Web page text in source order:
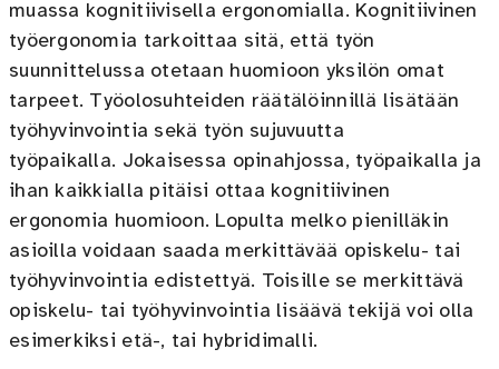
muassa kognitiivisella ergonomialla. Kognitiivinen
työergonomia tarkoittaa sitä, että työn
suunnittelussa otetaan huomioon yksilön omat
tarpeet. Työolosuhteiden räätälöinnillä lisätään
työhyvinvointia sekä työn sujuvuutta
työpaikalla. Jokaisessa opinahjossa, työpaikalla ja
ihan kaikkialla pitäisi ottaa kognitiivinen
ergonomia huomioon. Lopulta melko pienilläkin
asioilla voidaan saada merkittävää opiskelu- tai
työhyvinvointia edistettyä. Toisille se merkittävä
opiskelu- tai työhyvinvointia lisäävä tekijä voi olla
esimerkiksi etä-, tai hybridimalli.